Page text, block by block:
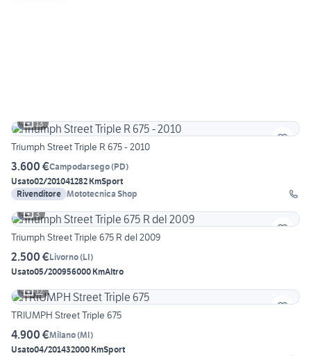
13
Triumph Street Triple R 675 - 2010
3.600 €Campodarsego(PD)
Usato02/201041282 KmSport
Rivenditore Mototecnica Shop
3
Triumph Street Triple 675 R del 2009
2.500 €Livorno(LI)
Usato05/200956000 KmAltro
12
TRIUMPH Street Triple 675
4.900 €Milano(MI)
Usato04/201432000 KmSport